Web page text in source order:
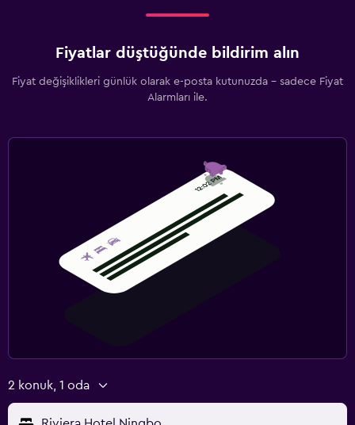
Fiyatlar düştüğünde bildirim alın
Fiyat değişiklikleri günlük olarak e-posta kutunuzda - sadece Fiyat
Alarmları ile.
2 konuk, 1 oda